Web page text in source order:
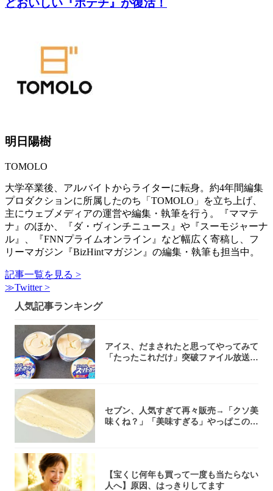
明日陽樹
TOMOLO
大学卒業後、アルバイトからライターに転身。約4年間編集
プロダクションに所属したのち「TOMOLO」を立ち上げ、
主にウェブメディアの運営や編集・執筆を行う。『ママテ
ナ』のほか、『ダ・ヴィンチニュース』や『スーモジャーナ
ル』、『FNNプライムオンライン』など幅広く寄稿し、フ
リーマガジン『BizHintマガジン』の編集・執筆も担当中。
記事一覧を見る >
≫Twitter >
人気記事ランキング
アイス、だまされたと思ってやってみて
「たったこれだけ」突破ファイル放送で
セブン、人気すぎて再々販売→「クソ美
味くね？」「美味すぎる」やっぱこのク
【宝くじ何年も買って一度も当たらない
人へ】原因、はっきりしてます